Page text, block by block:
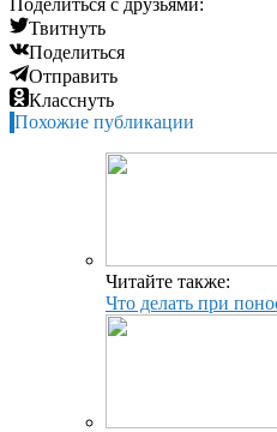
Поделиться с друзьями:
Твитнуть
Поделиться
Отправить
Класснуть
Похожие публикации
Читайте также:
Что делать при